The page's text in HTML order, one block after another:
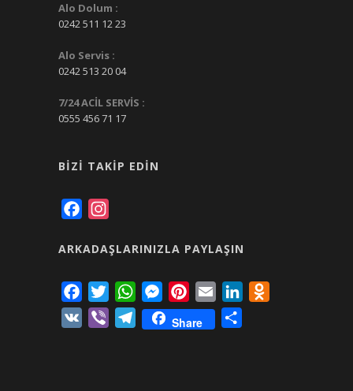
Alo Dolum :
0242 511 12 23
Alo Servis :
0242 513 20 04
7/24 ACİL SERVİS :
0555 456 71 17
BIZI TAKIP EDIN
Facebook
ARKADAŞLARINIZLA PAYLAŞIN
FacebookTwitterWhatsAppMessenger
Pinterest
Email LinkedIn
VK
Viber Telegram
Share